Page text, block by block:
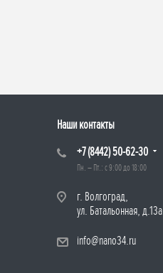
Наши контакты
+7 (8442) 50-62-30
Пн. – Пт.: с 9:00 до 18:00
г. Волгоград,
ул. Батальонная, д.13а
info@nano34.ru